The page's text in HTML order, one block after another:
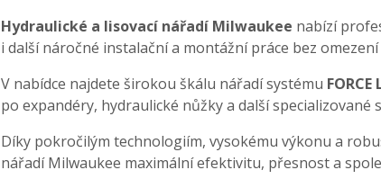
Hydraulické a lisovací nářadí Milwaukee nabízí
i další náročné instalační a montážní práce bez
V nabídce najdete širokou škálu nářadí systému FORCE
po expandéry, hydraulické nůžky a další
Díky pokročilým technologiím, vysokému výkonu a
nářadí Milwaukee maximální efektivitu, přesnost a